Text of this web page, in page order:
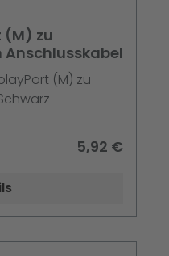
(M) zu
Anschlusskabel
(M) zu
5,92 €